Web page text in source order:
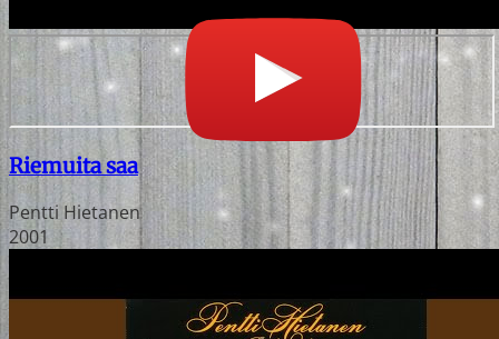
Riemuita saa
Pentti Hietanen
2001